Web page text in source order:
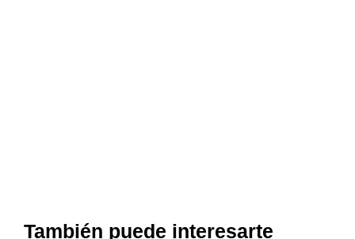
También puede interesarte